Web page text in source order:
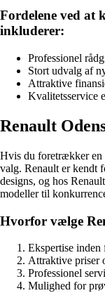
Fordelene ved at
inkluderer:
Professionel
Stort udvalg af
Attraktive
Kvalitetsservice
Renault
Hvis du foretrækker en
valg. Renault er kendt
designs, og hos
modeller til
Hvorfor vælge
Ekspertise
Attraktive priser
Professionel
Mulighed for